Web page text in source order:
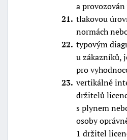
a
21 tlakovou
normách
22 typovým
u zákazníků,
pro
23 vertikálně
držitelů
s plynem
osoby
1 držitel